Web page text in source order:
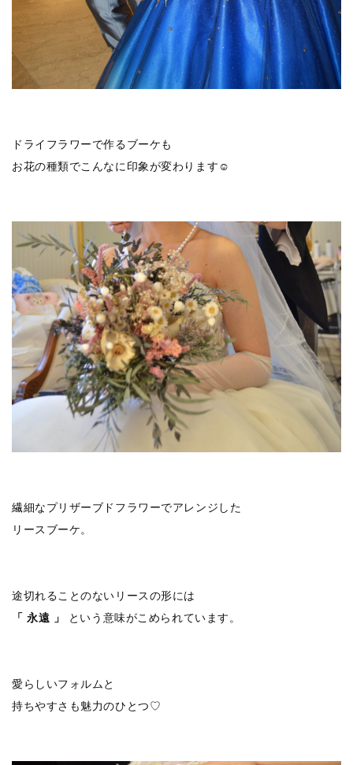
ドライフラワーで作るブーケも
お花の種類でこんなに印象が変わります☺
繊細なプリザーブドフラワーでアレンジした
リースブーケ。
途切れることのないリースの形には
「 永遠 」
という意味がこめられています。
愛らしいフォルムと
持ちやすさも魅力のひとつ♡